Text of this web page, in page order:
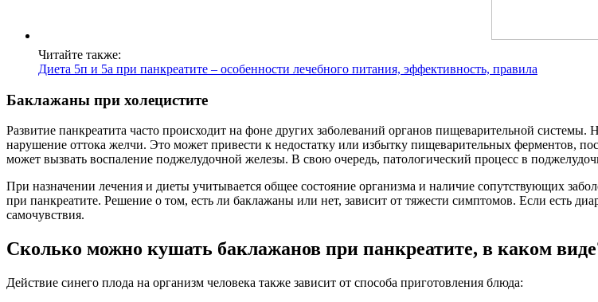
Читайте также:
Диета 5п и 5а при панкреатите – особенности лечебного питания, эффективность, правила
Баклажаны при холецистите
Развитие панкреатита часто происходит на фоне других заболеваний органов пищеварительной
нарушение оттока желчи. Это может привести к недостатку или избытку пищеварительных ферментов,
может вызвать воспаление поджелудочной железы. В свою очередь, патологический процесс в
При назначении лечения и диеты учитывается общее состояние организма и наличие сопутствующих
при панкреатите. Решение о том, есть ли баклажаны или нет, зависит от тяжести симптомов. Если есть
самочувствия.
Сколько можно кушать баклажанов при панкреатите, в каком
Действие синего плода на организм человека также зависит от способа приготовления блюда: